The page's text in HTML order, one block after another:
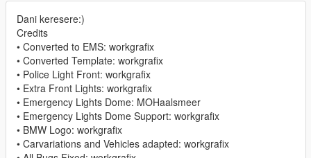
Dani keresere:)
Credits
• Converted to EMS: workgrafix
• Converted Template: workgrafix
• Police Light Front: workgrafix
• Extra Front Lights: workgrafix
• Emergency Lights Dome: MOHaalsmeer
• Emergency Lights Dome Support: workgrafix
• BMW Logo: workgrafix
• Carvariations and Vehicles adapted: workgrafix